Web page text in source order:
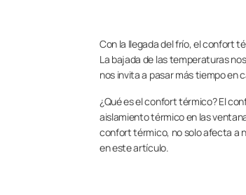
Con la llegada del frío, el confort
La bajada de las temperaturas
nos invita a pasar más tiempo en
¿Qué es el confort térmico? El
aislamiento térmico en las
confort térmico, no solo afecta a
en este artículo.